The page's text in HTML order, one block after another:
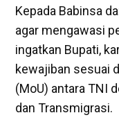
Kepada Babinsa
agar mengawasi
ingatkan Bupati,
kewajiban sesuai
(MoU) antara TNI
dan Transmigrasi.